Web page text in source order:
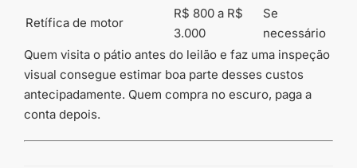
Retífica de motor
R$ 800 a R$
3.000
Se
necessário
Quem visita o pátio antes do leilão e faz uma inspeção
visual consegue estimar boa parte desses custos
antecipadamente. Quem compra no escuro, paga a
conta depois.